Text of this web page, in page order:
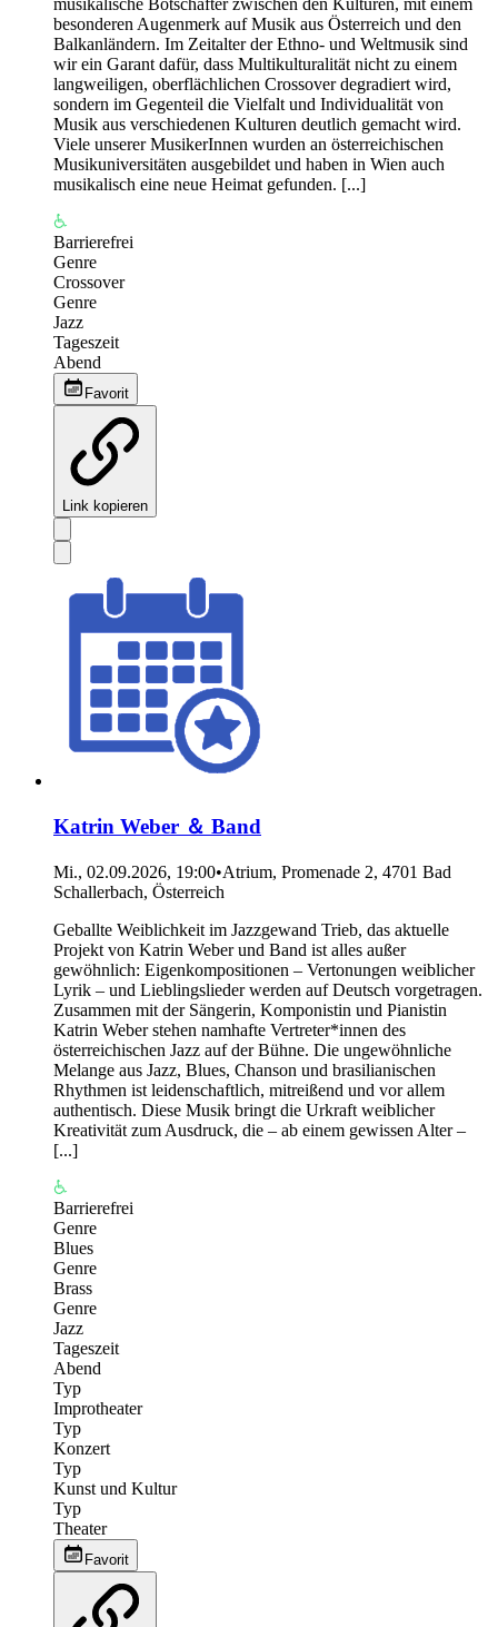
musikalische Botschafter zwischen den Kulturen, mit einem
besonderen Augenmerk auf Musik aus Österreich und den
Balkanländern. Im Zeitalter der Ethno- und Weltmusik sind
wir ein Garant dafür, dass Multikulturalität nicht zu einem
langweiligen, oberflächlichen Crossover degradiert wird,
sondern im Gegenteil die Vielfalt und Individualität von
Musik aus verschiedenen Kulturen deutlich gemacht wird.
Viele unserer MusikerInnen wurden an österreichischen
Musikuniversitäten ausgebildet und haben in Wien auch
musikalisch eine neue Heimat gefunden. [...]
Barrierefrei
Genre
Crossover
Genre
Jazz
Tageszeit
Abend
Favorit
Link kopieren
Katrin Weber ＆ Band
Mi., 02.09.2026, 19:00•Atrium, Promenade 2, 4701 Bad
Schallerbach, Österreich
Geballte Weiblichkeit im Jazzgewand Trieb, das aktuelle
Projekt von Katrin Weber und Band ist alles außer
gewöhnlich: Eigenkompositionen – Vertonungen weiblicher
Lyrik – und Lieblingslieder werden auf Deutsch vorgetragen.
Zusammen mit der Sängerin, Komponistin und Pianistin
Katrin Weber stehen namhafte Vertreter*innen des
österreichischen Jazz auf der Bühne. Die ungewöhnliche
Melange aus Jazz, Blues, Chanson und brasilianischen
Rhythmen ist leidenschaftlich, mitreißend und vor allem
authentisch. Diese Musik bringt die Urkraft weiblicher
Kreativität zum Ausdruck, die – ab einem gewissen Alter –
[...]
Barrierefrei
Genre
Blues
Genre
Brass
Genre
Jazz
Tageszeit
Abend
Typ
Improtheater
Typ
Konzert
Typ
Kunst und Kultur
Typ
Theater
Favorit